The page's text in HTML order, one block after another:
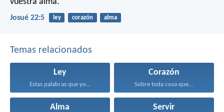
vuestra alma.
Josué 22:5 ley corazón alma
Temas relacionados
Ley
Estas palabras que yo...
Corazón
Sobre toda cosa que...
Alma Servir